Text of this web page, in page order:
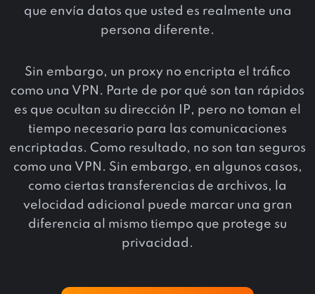
que envía datos que usted es realmente una
persona diferente.
Sin embargo, un proxy no encripta el tráfico
como una VPN. Parte de por qué son tan rápidos
es que ocultan su dirección IP, pero no toman el
tiempo necesario para las comunicaciones
encriptadas. Como resultado, no son tan seguros
como una VPN. Sin embargo, en algunos casos,
como ciertas transferencias de archivos, la
velocidad adicional puede marcar una gran
diferencia al mismo tiempo que protege su
privacidad.